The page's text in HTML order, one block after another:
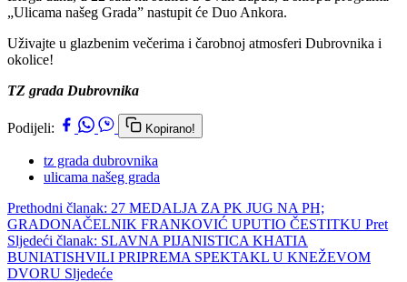
„Ulicama našeg Grada” nastupit će Duo Ankora.
Uživajte u glazbenim večerima i čarobnoj atmosferi Dubrovnika i
okolice!
TZ grada Dubrovnika
Podijeli: Kopirano!
tz grada dubrovnika
ulicama našeg grada
Prethodni članak: 27 MEDALJA ZA PK JUG NA PH;
GRADONAČELNIK FRANKOVIĆ UPUTIO ČESTITKU Pret
Sljedeći članak: SLAVNA PIJANISTICA KHATIA
BUNIATISHVILI PRIPREMA SPEKTAKL U KNEŽEVOM
DVORU Sljedeće